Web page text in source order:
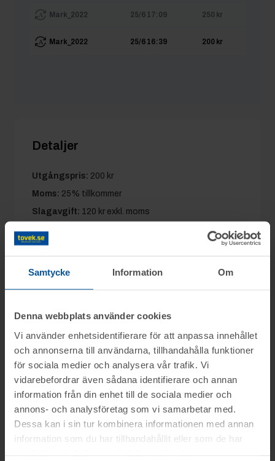
Samtycke Information Om
Denna webbplats använder cookies
Vi använder enhetsidentifierare för att anpassa innehållet
och annonserna till användarna, tillhandahålla funktioner
för sociala medier och analysera vår trafik. Vi
vidarebefordrar även sådana identifierare och annan
information från din enhet till de sociala medier och
annons- och analysföretag som vi samarbetar med.
Dessa kan i sin tur kombinera informationen med annan
information som du har tillhandahållit eller som de har
Mark_2022 25/6 17:09 250 kr
Mark_2022 25/6 16:39 200 kr
Detaljer
Utgångspris: 200 kr
Moms: 25% tillkommer
Slagavgift: 120 kr exkl. moms
Information
Objektet säljes i befintligt skick.
Det är upp till köparen att kontrollera
objektet vid angiven tid för visning.
OBS! Lagda bud kan inte tas bort!
Vid konkursutförsäljning gäller inte
konsumentköplagen (ex. ångerrätt). Se mer
Frågor
Lars mob.nr: 0708-496611
Du kan alltid kontakta oss på 0346-48770 för
generella frågor om auktioner och rop.
Visning
Oxie, Malmö
Torsdagen den 25 juni mellan kl. 11:00-
12:30 .
Betalning